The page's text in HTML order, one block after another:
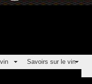
Savoirs sur le vin